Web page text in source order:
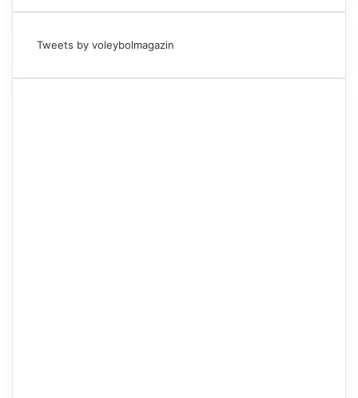
Tweets by voleybolmagazin